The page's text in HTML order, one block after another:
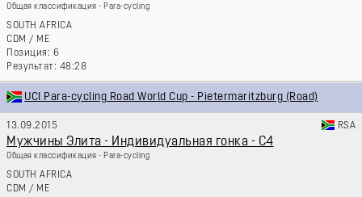
Общая классификация - Para-cycling
SOUTH AFRICA
CDM / ME
6
48:28
UCI Para-cycling Road World Cup - Pietermaritzburg (Road)
13.09.2015 RSA
Мужчины Элита - Индивидуальная гонка - C4
Общая классификация - Para-cycling
SOUTH AFRICA
CDM / ME